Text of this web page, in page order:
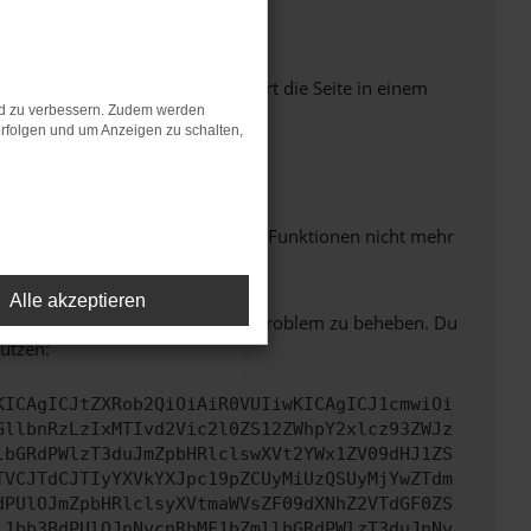
Seiten verhindern. Funktioniert die Seite in einem
dazu führen, dass bestimmte Funktionen nicht mehr
Wir werden versuchen, das Problem zu beheben. Du
zu verbessern. Zudem werden
und um Anzeigen zu schalten,
Alle akzeptieren